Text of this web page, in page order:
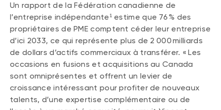
Un rapport de la Fédération canadienne de
l’entreprise indépendante¹ estime que 76 % des
propriétaires de PME comptent céder leur entreprise
d’ici 2033, ce qui représente plus de 2 000 milliards
de dollars d’actifs commerciaux à transférer. « Les
occasions en fusions et acquisitions au Canada
sont omniprésentes et offrent un levier de
croissance intéressant pour profiter de nouveaux
talents, d’une expertise complémentaire ou de